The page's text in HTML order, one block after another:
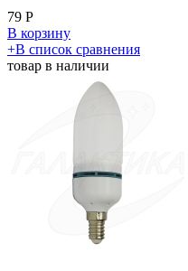
79 Р
В корзину
​+В список сравнения
товар в наличии